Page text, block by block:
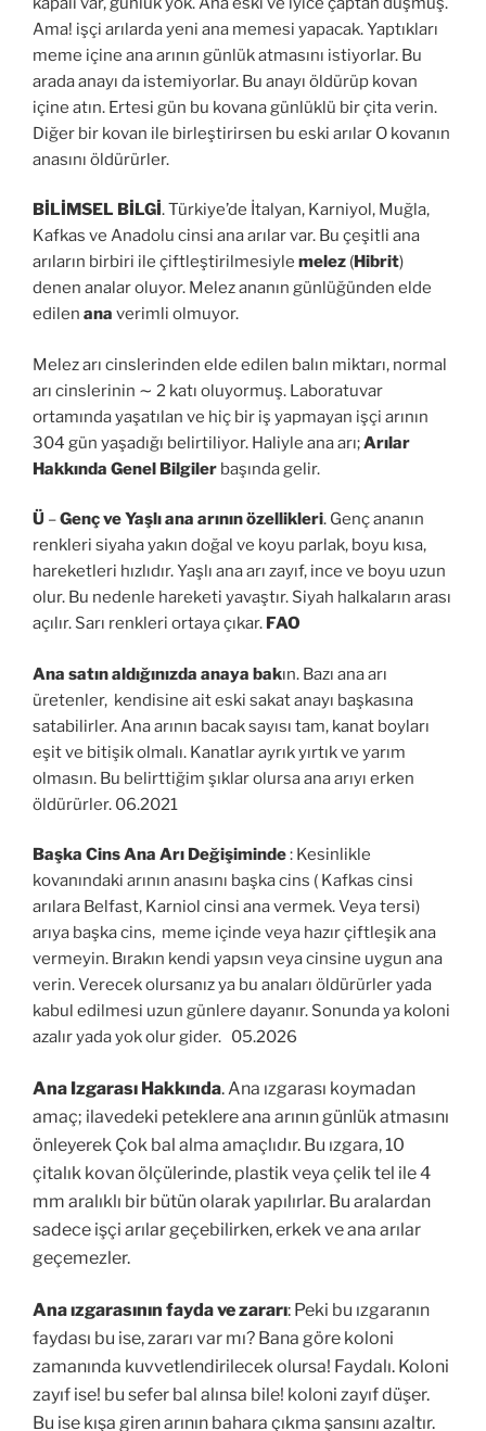
Ama! işçi arılarda yeni ana memesi yapacak. Yaptıkları
meme içine ana arının günlük atmasını istiyorlar. Bu
arada anayı da istemiyorlar. Bu anayı öldürüp kovan
içine atın. Ertesi gün bu kovana günlüklü bir çita verin.
Diğer bir kovan ile birleştirirsen bu eski arılar O kovanın
anasını öldürürler.
BİLİMSEL BİLGİ. Türkiye’de İtalyan, Karniyol, Muğla,
Kafkas ve Anadolu cinsi ana arılar var. Bu çeşitli ana
arıların birbiri ile çiftleştirilmesiyle melez (Hibrit)
denen analar oluyor. Melez ananın günlüğünden elde
edilen ana verimli olmuyor.
Melez arı cinslerinden elde edilen balın miktarı, normal
arı cinslerinin ∼ 2 katı oluyormuş. Laboratuvar
ortamında yaşatılan ve hiç bir iş yapmayan işçi arının
304 gün yaşadığı belirtiliyor. Haliyle ana arı;Arılar
Hakkında Genel Bilgiler başında gelir.
Ü –Genç ve Yaşlı ana arının özellikleri. Genç ananın
renkleri siyaha yakın doğal ve koyu parlak, boyu kısa,
hareketleri hızlıdır. Yaşlı ana arı zayıf, ince ve boyu uzun
olur. Bu nedenle hareketi yavaştır. Siyah halkaların arası
açılır. Sarı renkleri ortaya çıkar. FAO
Ana satın aldığınızda anaya bakın. Bazı ana arı
üretenler, kendisine ait eski sakat anayı başkasına
satabilirler. Ana arının bacak sayısı tam, kanat boyları
eşit ve bitişik olmalı. Kanatlar ayrık yırtık ve yarım
olmasın. Bu belirttiğim şıklar olursa ana arıyı erken
öldürürler. 06.2021
Başka Cins Ana Arı Değişiminde: Kesinlikle
kovanındaki arının anasını başka cins ( Kafkas cinsi
arılara Belfast, Karniol cinsi ana vermek. Veya tersi)
arıya başka cins, meme içinde veya hazır çiftleşik ana
vermeyin. Bırakın kendi yapsın veya cinsine uygun ana
verin. Verecek olursanız ya bu anaları öldürürler yada
kabul edilmesi uzun günlere dayanır. Sonunda ya koloni
azalır yada yok olur gider. 05.2026
Ana Izgarası Hakkında. Ana ızgarası koymadan
amaç; ilavedeki peteklere ana arının günlük atmasını
önleyerek Çok bal alma amaçlıdır. Bu ızgara, 10
çitalık kovan ölçülerinde, plastik veya çelik tel ile 4
mm aralıklı bir bütün olarak yapılırlar. Bu aralardan
sadece işçi arılar geçebilirken, erkek ve ana arılar
geçemezler.
Ana ızgarasının fayda ve zararı: Peki bu ızgaranın
faydası bu ise, zararı var mı? Bana göre koloni
zamanında kuvvetlendirilecek olursa! Faydalı. Koloni
zayıf ise! bu sefer bal alınsa bile! koloni zayıf düşer.
Bu ise kışa giren arının bahara çıkma şansını azaltır.